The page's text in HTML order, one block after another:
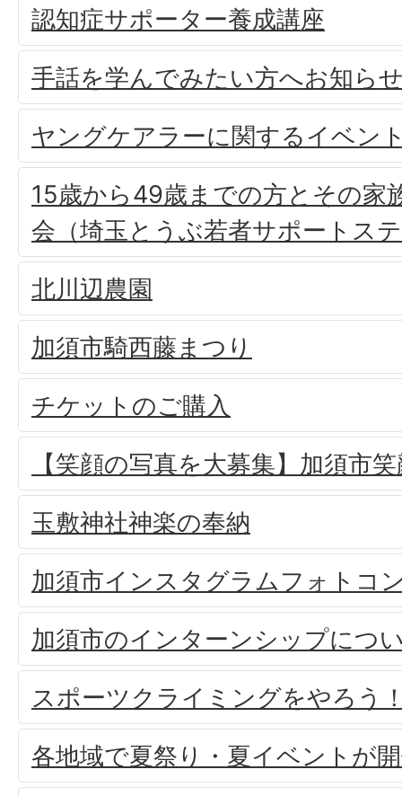
認知症サポーター養成講座
手話を学んでみたい方へお知ら
ヤングケアラーに関するイベン
15歳から49歳までの方とその家
会（埼玉とうぶ若者サポートス
北川辺農園
加須市騎西藤まつり
チケットのご購入
【笑顔の写真を大募集】加須市
玉敷神社神楽の奉納
加須市インスタグラムフォトコ
加須市のインターンシップにつ
スポーツクライミングをやろう
各地域で夏祭り・夏イベントが